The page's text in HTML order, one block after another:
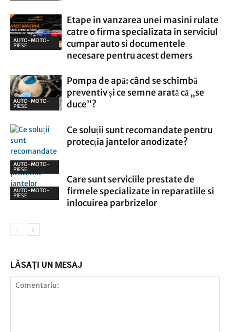
AUTO-MOTO-
PIESE
Etape in vanzarea unei masini rulate
catre o firma specializata in serviciul
cumpar auto si documentele
necesare pentru acest demers
AUTO-MOTO-
PIESE
Pompa de apă: când se schimbă
preventiv și ce semne arată că „se
duce”?
AUTO-MOTO-
PIESE
Ce soluții sunt recomandate pentru
protecția jantelor anodizate?
AUTO-MOTO-
PIESE
Care sunt serviciile prestate de
firmele specializate in reparatiile si
inlocuirea parbrizelor
LĂSAȚI UN MESAJ